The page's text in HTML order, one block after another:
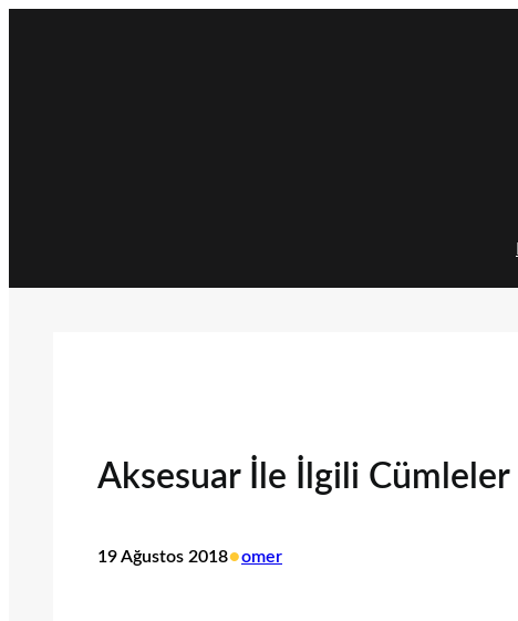
Aksesuar İle İlgili Cümleler
19 Ağustos 2018•omer